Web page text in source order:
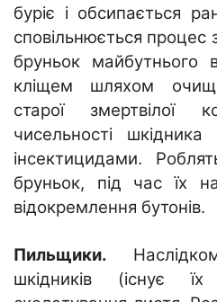
буріє і обсипається
сповільнюється процес
бруньок
кліщем шляхом
старої змертвілої
чисельності
інсектицидами.
бруньок, під час їх
відокремлення бутонів.
Пильщики.
шкідників (існує